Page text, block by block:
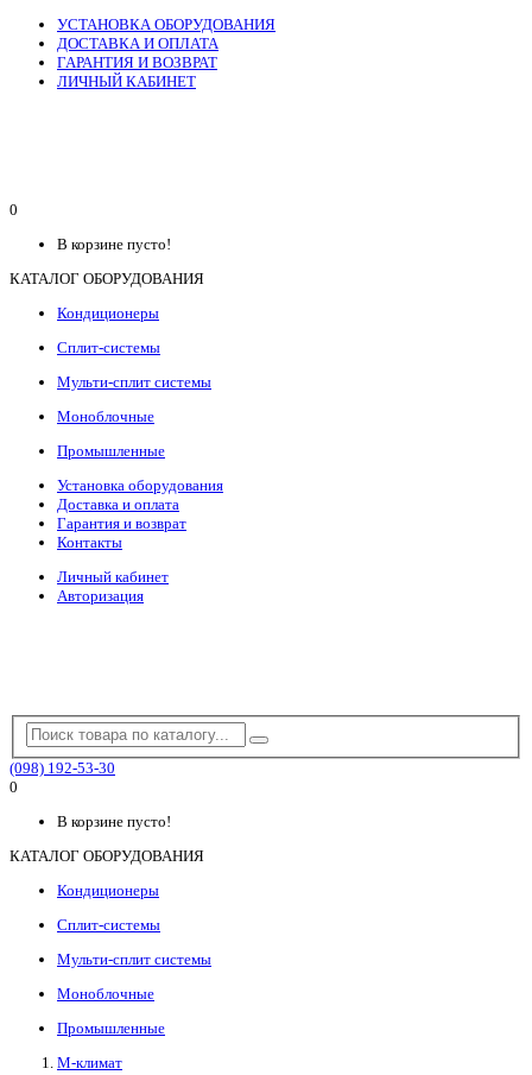
УСТАНОВКА ОБОРУДОВАНИЯ
ДОСТАВКА И ОПЛАТА
ГАРАНТИЯ И ВОЗВРАТ
ЛИЧНЫЙ КАБИНЕТ
0
В корзине пусто!
КАТАЛОГ ОБОРУДОВАНИЯ
Кондиционеры
Сплит-системы
Мульти-сплит системы
Моноблочные
Промышленные
Установка оборудования
Доставка и оплата
Гарантия и возврат
Контакты
Личный кабинет
Авторизация
(098) 192-53-30
0
В корзине пусто!
КАТАЛОГ ОБОРУДОВАНИЯ
Кондиционеры
Сплит-системы
Мульти-сплит системы
Моноблочные
Промышленные
М-климат